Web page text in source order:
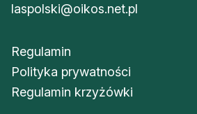
laspolski@oikos.net.pl
Regulamin
Polityka prywatności
Regulamin krzyżówki